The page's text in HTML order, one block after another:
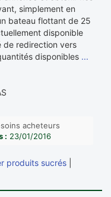
simplement en
bateau flottant de 25
disponible
de redirection vers
disponibles ...
acheteurs
: 23/01/2016
produits sucrés